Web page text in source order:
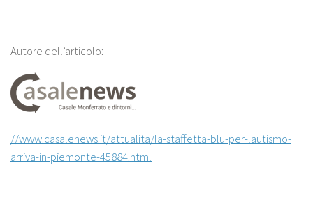
Autore dell’articolo:
//www.casalenews.it/attualita/la-staffetta-blu-per-lautismo-
arriva-in-piemonte-45884.html